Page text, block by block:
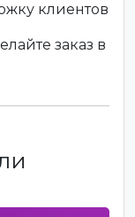
клиентов
заказ в